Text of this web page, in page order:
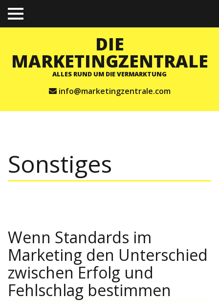
TO
GGL
DIE
MARKETINGZENTRALE
ALLES RUND UM DIE VERMARKTUNG
info@marketingzentrale.com
Sonstiges
Wenn Standards im
Marketing den Unterschied
zwischen Erfolg und
Fehlschlag bestimmen